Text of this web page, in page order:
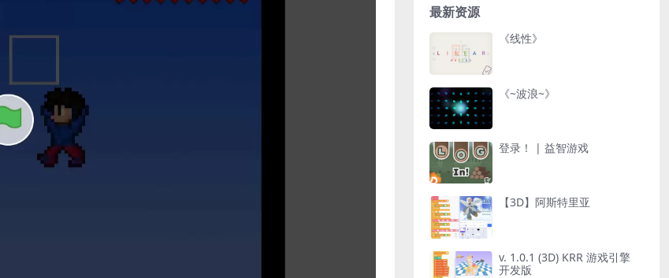
最新资源
《线性》
《~波浪~》
登录！ | 益智游戏
【3D】阿斯特里亚
v. 1.0.1 (3D) KRR 游戏引擎
开发版